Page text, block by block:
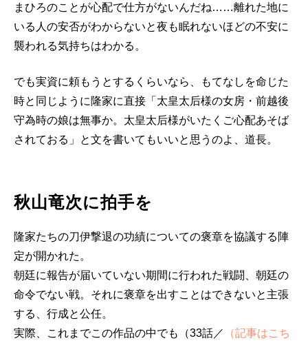
まひろのことが心配で仕方がないんだね……離れた地に
いる人の安否がわからないと夜も眠れないほどの不安に
襲われる気持ちはわかる。
でも実資に頼もうとするくらいなら、もてなしを命じた
時と同じように隆家に直接「太皇太后様の女房・前越後
守為時の娘は無事か。太皇太后様がいたくご心配あそば
されておる」と文を書いてもいいと思うのよ、道長。
秋山竜次に拍手を
隆家たちの刀伊撃退の功績についての褒章を協議する陣
定が開かれた。
朝廷に報告が届いていない期間に行われた戦闘、朝廷の
命令でない戦。それに褒章を出すことはできないと主張
する、行成と公任。
実際、これまでこの作品の中でも（33話／
（記事はこち